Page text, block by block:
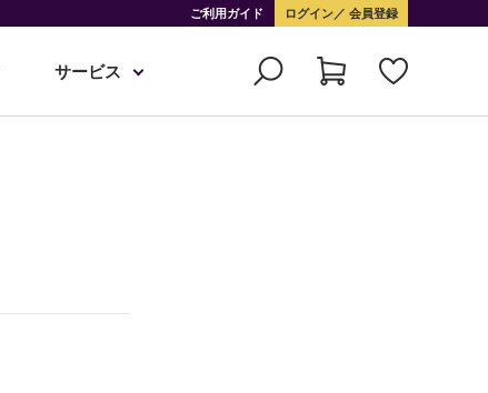
ご利用ガイド ログイン 会員登録
サービス